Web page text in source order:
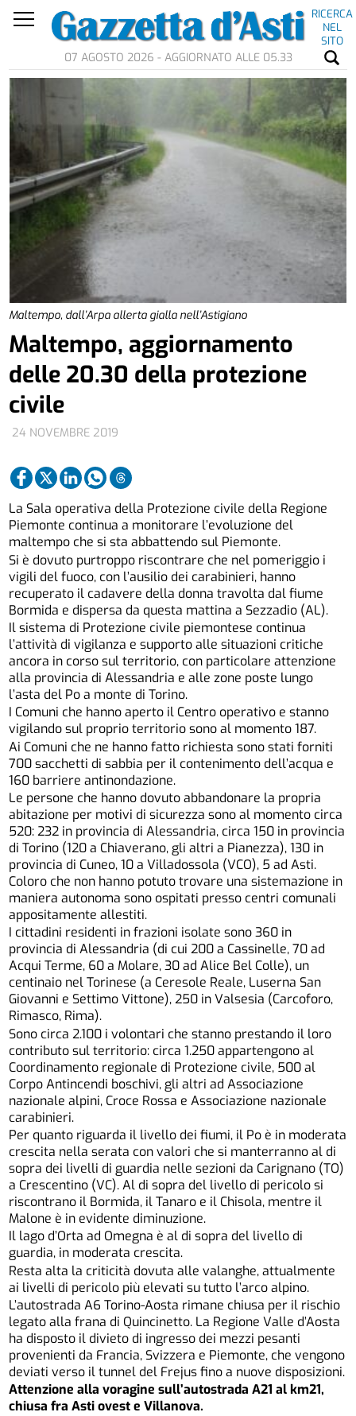
RICERCA
NEL
SITO
07 AGOSTO 2026 - AGGIORNATO ALLE 05.33
Maltempo, dall’Arpa allerta gialla nell’Astigiano
24 NOVEMBRE 2019
Maltempo, aggiornamento
delle 20.30 della protezione
civile
La Sala operativa della Protezione civile della Regione
Piemonte continua a monitorare l’evoluzione del
maltempo che si sta abbattendo sul Piemonte.
Si è dovuto purtroppo riscontrare che nel pomeriggio i
vigili del fuoco, con l’ausilio dei carabinieri, hanno
recuperato il cadavere della donna travolta dal fiume
Bormida e dispersa da questa mattina a Sezzadio (AL).
Il sistema di Protezione civile piemontese continua
l’attività di vigilanza e supporto alle situazioni critiche
ancora in corso sul territorio, con particolare attenzione
alla provincia di Alessandria e alle zone poste lungo
l’asta del Po a monte di Torino.
I Comuni che hanno aperto il Centro operativo e stanno
vigilando sul proprio territorio sono al momento 187.
Ai Comuni che ne hanno fatto richiesta sono stati forniti
700 sacchetti di sabbia per il contenimento dell’acqua e
160 barriere antinondazione.
Le persone che hanno dovuto abbandonare la propria
abitazione per motivi di sicurezza sono al momento circa
520: 232 in provincia di Alessandria, circa 150 in provincia
di Torino (120 a Chiaverano, gli altri a Pianezza), 130 in
provincia di Cuneo, 10 a Villadossola (VCO), 5 ad Asti.
Coloro che non hanno potuto trovare una sistemazione in
maniera autonoma sono ospitati presso centri comunali
appositamente allestiti.
I cittadini residenti in frazioni isolate sono 360 in
provincia di Alessandria (di cui 200 a Cassinelle, 70 ad
Acqui Terme, 60 a Molare, 30 ad Alice Bel Colle), un
centinaio nel Torinese (a Ceresole Reale, Luserna San
Giovanni e Settimo Vittone), 250 in Valsesia (Carcoforo,
Rimasco, Rima).
Sono circa 2.100 i volontari che stanno prestando il loro
contributo sul territorio: circa 1.250 appartengono al
Coordinamento regionale di Protezione civile, 500 al
Corpo Antincendi boschivi, gli altri ad Associazione
nazionale alpini, Croce Rossa e Associazione nazionale
carabinieri.
Per quanto riguarda il livello dei fiumi, il Po è in moderata
crescita nella serata con valori che si manterranno al di
sopra dei livelli di guardia nelle sezioni da Carignano (TO)
a Crescentino (VC). Al di sopra del livello di pericolo si
riscontrano il Bormida, il Tanaro e il Chisola, mentre il
Malone è in evidente diminuzione.
Il lago d’Orta ad Omegna è al di sopra del livello di
guardia, in moderata crescita.
Resta alta la criticità dovuta alle valanghe, attualmente
ai livelli di pericolo più elevati su tutto l’arco alpino.
L’autostrada A6 Torino-Aosta rimane chiusa per il rischio
legato alla frana di Quincinetto. La Regione Valle d’Aosta
ha disposto il divieto di ingresso dei mezzi pesanti
provenienti da Francia, Svizzera e Piemonte, che vengono
deviati verso il tunnel del Frejus fino a nuove disposizioni.
Attenzione alla voragine sull’autostrada A21 al km21,
chiusa fra Asti ovest e Villanova.